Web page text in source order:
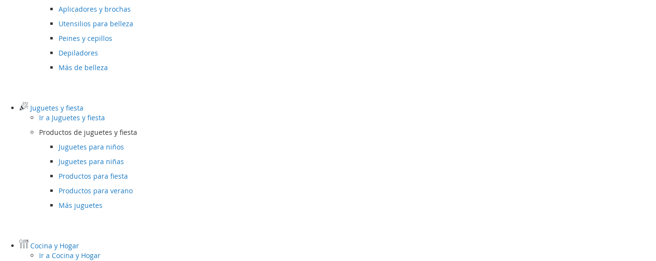
Aplicadores y brochas
Utensilios para belleza
Peines y cepillos
Depiladores
Más de belleza
Juguetes y fiesta
Ir a Juguetes y fiesta
Productos de juguetes y fiesta
Juguetes para niños
Juguetes para niñas
Productos para fiesta
Productos para verano
Más juguetes
Cocina y Hogar
Ir a Cocina y Hogar